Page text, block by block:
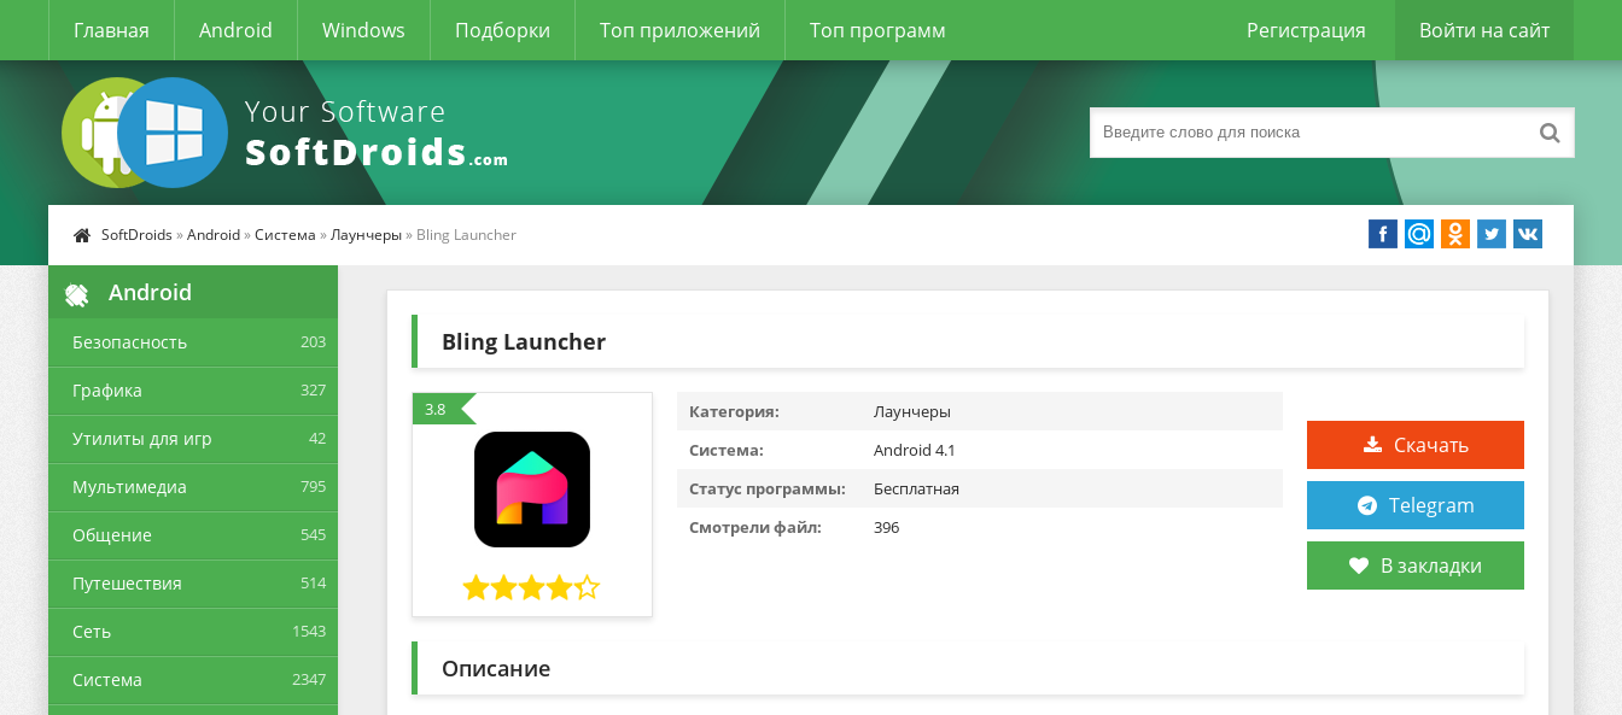
Главная Android Windows Подборки Топ приложений Топ программ Регистрация Войти на сайт
SoftDroids »Android»Система »Лаунчеры» Bling Launcher
Android
Безопасность 203
Графика 327
Утилиты для игр 42
Мультимедиа 795
Общение 545
Путешествия 514
Сеть 1543
Система 2347
Bling Launcher
3.8
Скачать
Telegram
В закладки
Категория:
Лаунчеры
Система:
Android 4.1
Статус программы:
Бесплатная
Смотрели файл:
396
Описание